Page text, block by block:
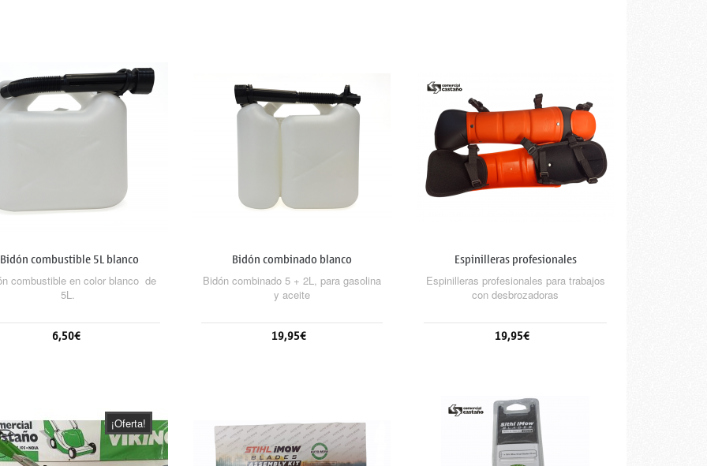
Bidón combustible 5L blanco
combustible en color blanco de
5L.
6,50€
Bidón combinado blanco
Bidón combinado 5 + 2L, para gasolina
y aceite
19,95€
Espinilleras profesionales
Espinilleras profesionales para trabajos
con desbrozadoras
19,95€
¡Oferta!